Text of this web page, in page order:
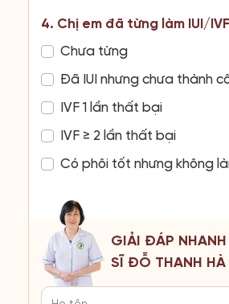
4. Chị em đã từng làm IUI/
Chưa từng
Đã IUI nhưng chưa thành
IVF 1 lần thất bại
IVF ≥ 2 lần thất bại
Có phôi tốt nhưng không
GIẢI ĐÁP
SĨ ĐỖ THANH HÀ